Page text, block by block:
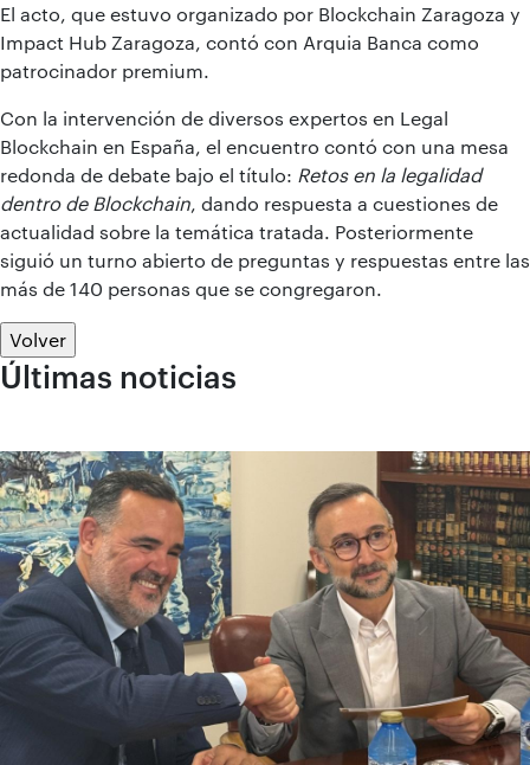
El acto, que estuvo organizado por Blockchain Zaragoza y
Impact Hub Zaragoza, contó con Arquia Banca como
patrocinador premium.
Con la intervención de diversos expertos en Legal
Blockchain en España, el encuentro contó con una mesa
redonda de debate bajo el título: Retos en la legalidad
dentro de Blockchain , dando respuesta a cuestiones de
actualidad sobre la temática tratada. Posteriormente
siguió un turno abierto de preguntas y respuestas entre las
más de 140 personas que se congregaron.
Volver
Últimas noticias